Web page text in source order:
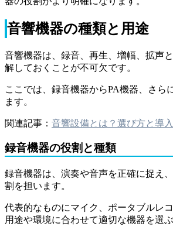
音響機器の種類と用途
音響機器は、録音、再生、増幅、拡声
解しておくことが不可欠です。
ここでは、録音機器からPA機器、さ
ます。
関連記事： 音響設備とは？選び方と導
録音機器の役割と種類
録音機器は、演奏や音声を正確に捉え
割を担います。
代表的なものにマイク、ポータブルレ
用途や環境に合わせて適切な機器を選